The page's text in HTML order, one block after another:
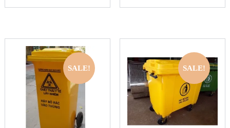
SALE!
QUICK LOOK
VIEW DETAILS
THÊM VÀO GIỎ
SALE!
QUICK LOOK
VIEW DETAILS
THÊM VÀO GIỎ